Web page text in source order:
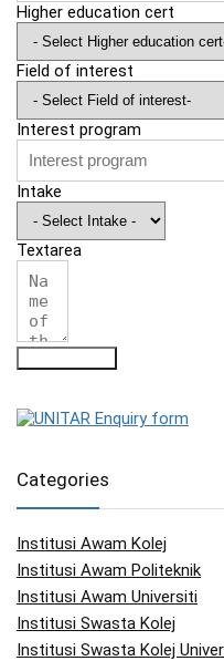
Higher education cert
Field of interest
Interest program
Intake
Textarea
Categories
Institusi Awam Kolej
Institusi Awam Politeknik
Institusi Awam Universiti
Institusi Swasta Kolej
Institusi Swasta Kolej